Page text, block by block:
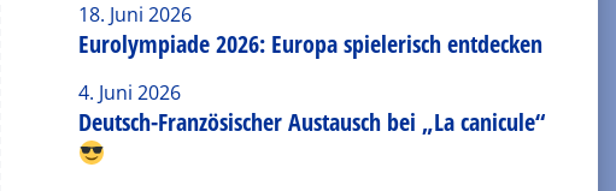
18. Juni 2026
Eurolympiade 2026: Europa spielerisch entdecken
4. Juni 2026
Deutsch-Französischer Austausch bei „La canicule“